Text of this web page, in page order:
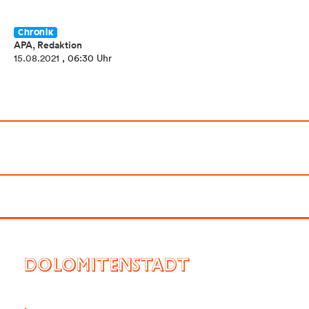
Chronik
APA, Redaktion
15.08.2021 , 06:30 Uhr
DOLOMITENSTADT